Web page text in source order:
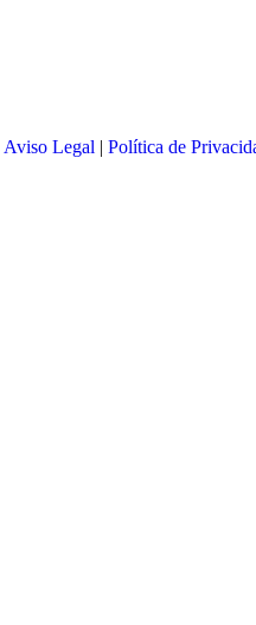
Aviso Legal | Política de